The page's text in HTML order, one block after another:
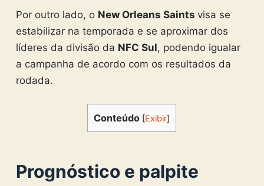
Por outro lado, o New Orleans Saints visa se
estabilizar na temporada e se aproximar dos
líderes da divisão da NFC Sul, podendo igualar
a campanha de acordo com os resultados da
rodada.
Conteúdo [Exibir]
Prognóstico e palpite